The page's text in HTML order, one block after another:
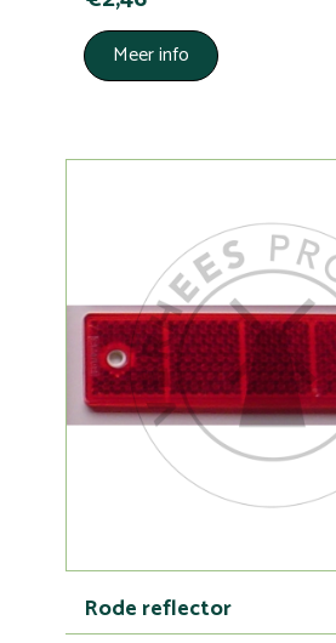
Meer info
Rode reflector